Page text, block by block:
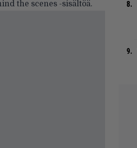
the scenes -sisältöä.